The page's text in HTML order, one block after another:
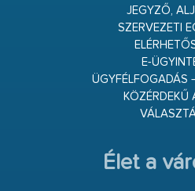
JEGYZŐ,
SZERVEZETI
E-
ÜGYFÉLFOGADÁS
KÖZÉRDEKŰ
Élet a